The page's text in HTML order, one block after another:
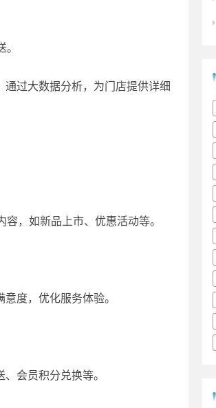
过大数据分析，为门店提供详细
，如新品上市、优惠活动等。
度，优化服务体验。
会员积分兑换等。